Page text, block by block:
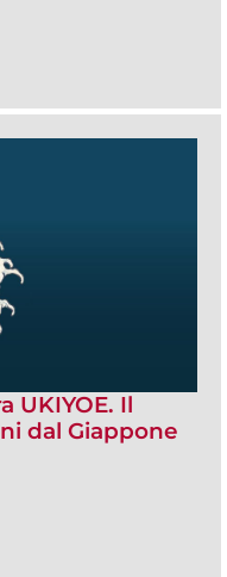
UKIYOE. Il
dal Giappone